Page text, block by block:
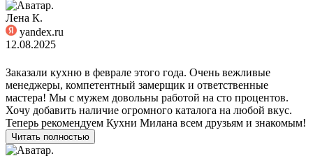
Лена К.
yandex.ru
12.08.2025
Заказали кухню в феврале этого года. Очень вежливые
менеджеры, компетентный замерщик и ответственные
мастера! Мы с мужем довольны работой на сто процентов.
Хочу добавить наличие огромного каталога на любой вкус.
Теперь рекомендуем Кухни Милана всем друзьям и знакомым!
Читать полностью